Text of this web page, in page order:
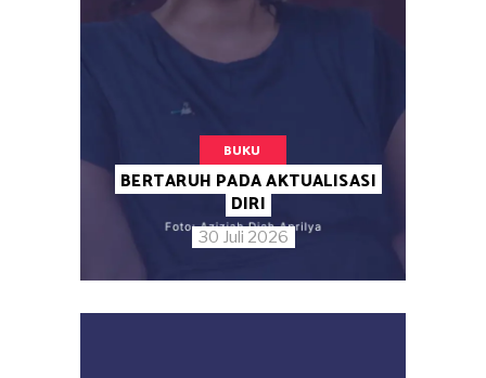
BUKU
BERTARUH PADA AKTUALISASI
DIRI
30 Juli 2026